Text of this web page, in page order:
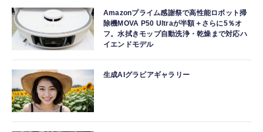
Amazonプライム感謝祭で高性能ロボット掃
除機MOVA P50 Ultraが半額＋さらに5％オ
フ。水拭きモップ自動洗浄・乾燥まで対応ハ
イエンドモデル
生成AIグラビアギャラリー